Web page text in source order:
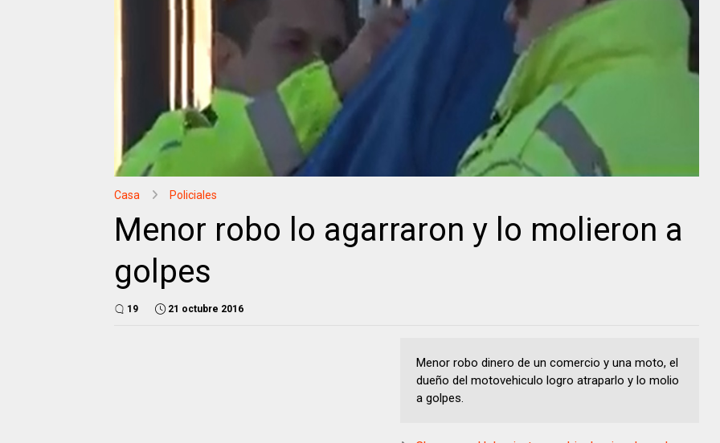
Casa Policiales
Menor robo lo agarraron y lo molieron a
golpes
19 21 octubre 2016
Menor robo dinero de un comercio y una moto, el
dueño del motovehiculo logro atraparlo y lo molio
a golpes.